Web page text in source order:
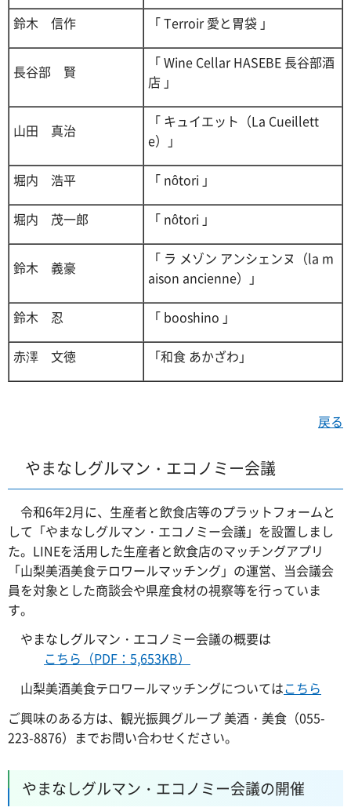
鈴木 信作 「 Terroir 愛と胃袋 」
長谷部 賢
「 Wine Cellar HASEBE 長谷部酒
店 」
山田 真治
「 キュイエット（La Cueillett
e）」
堀内 浩平 「 nôtori 」
堀内 茂一郎 「 nôtori 」
鈴木 義豪
「 ラ メゾン アンシェンヌ（la m
aison ancienne）」
鈴木 忍 「 booshino 」
赤澤 文徳 「和食 あかざわ」
戻る
やまなしグルマン・エコノミー会議
令和6年2月に、生産者と飲食店等のプラットフォームと
して「やまなしグルマン・エコノミー会議」を設置しまし
た。LINEを活用した生産者と飲食店のマッチングアプリ
「山梨美酒美食テロワールマッチング」の運営、当会議会
員を対象とした商談会や県産食材の視察等を行っていま
す。
やまなしグルマン・エコノミー会議の概要は
こちら（PDF：5,653KB）
山梨美酒美食テロワールマッチングについてはこちら
ご興味のある方は、観光振興グループ 美酒・美食（055-
223-8876）までお問い合わせください。
やまなしグルマン・エコノミー会議の開催